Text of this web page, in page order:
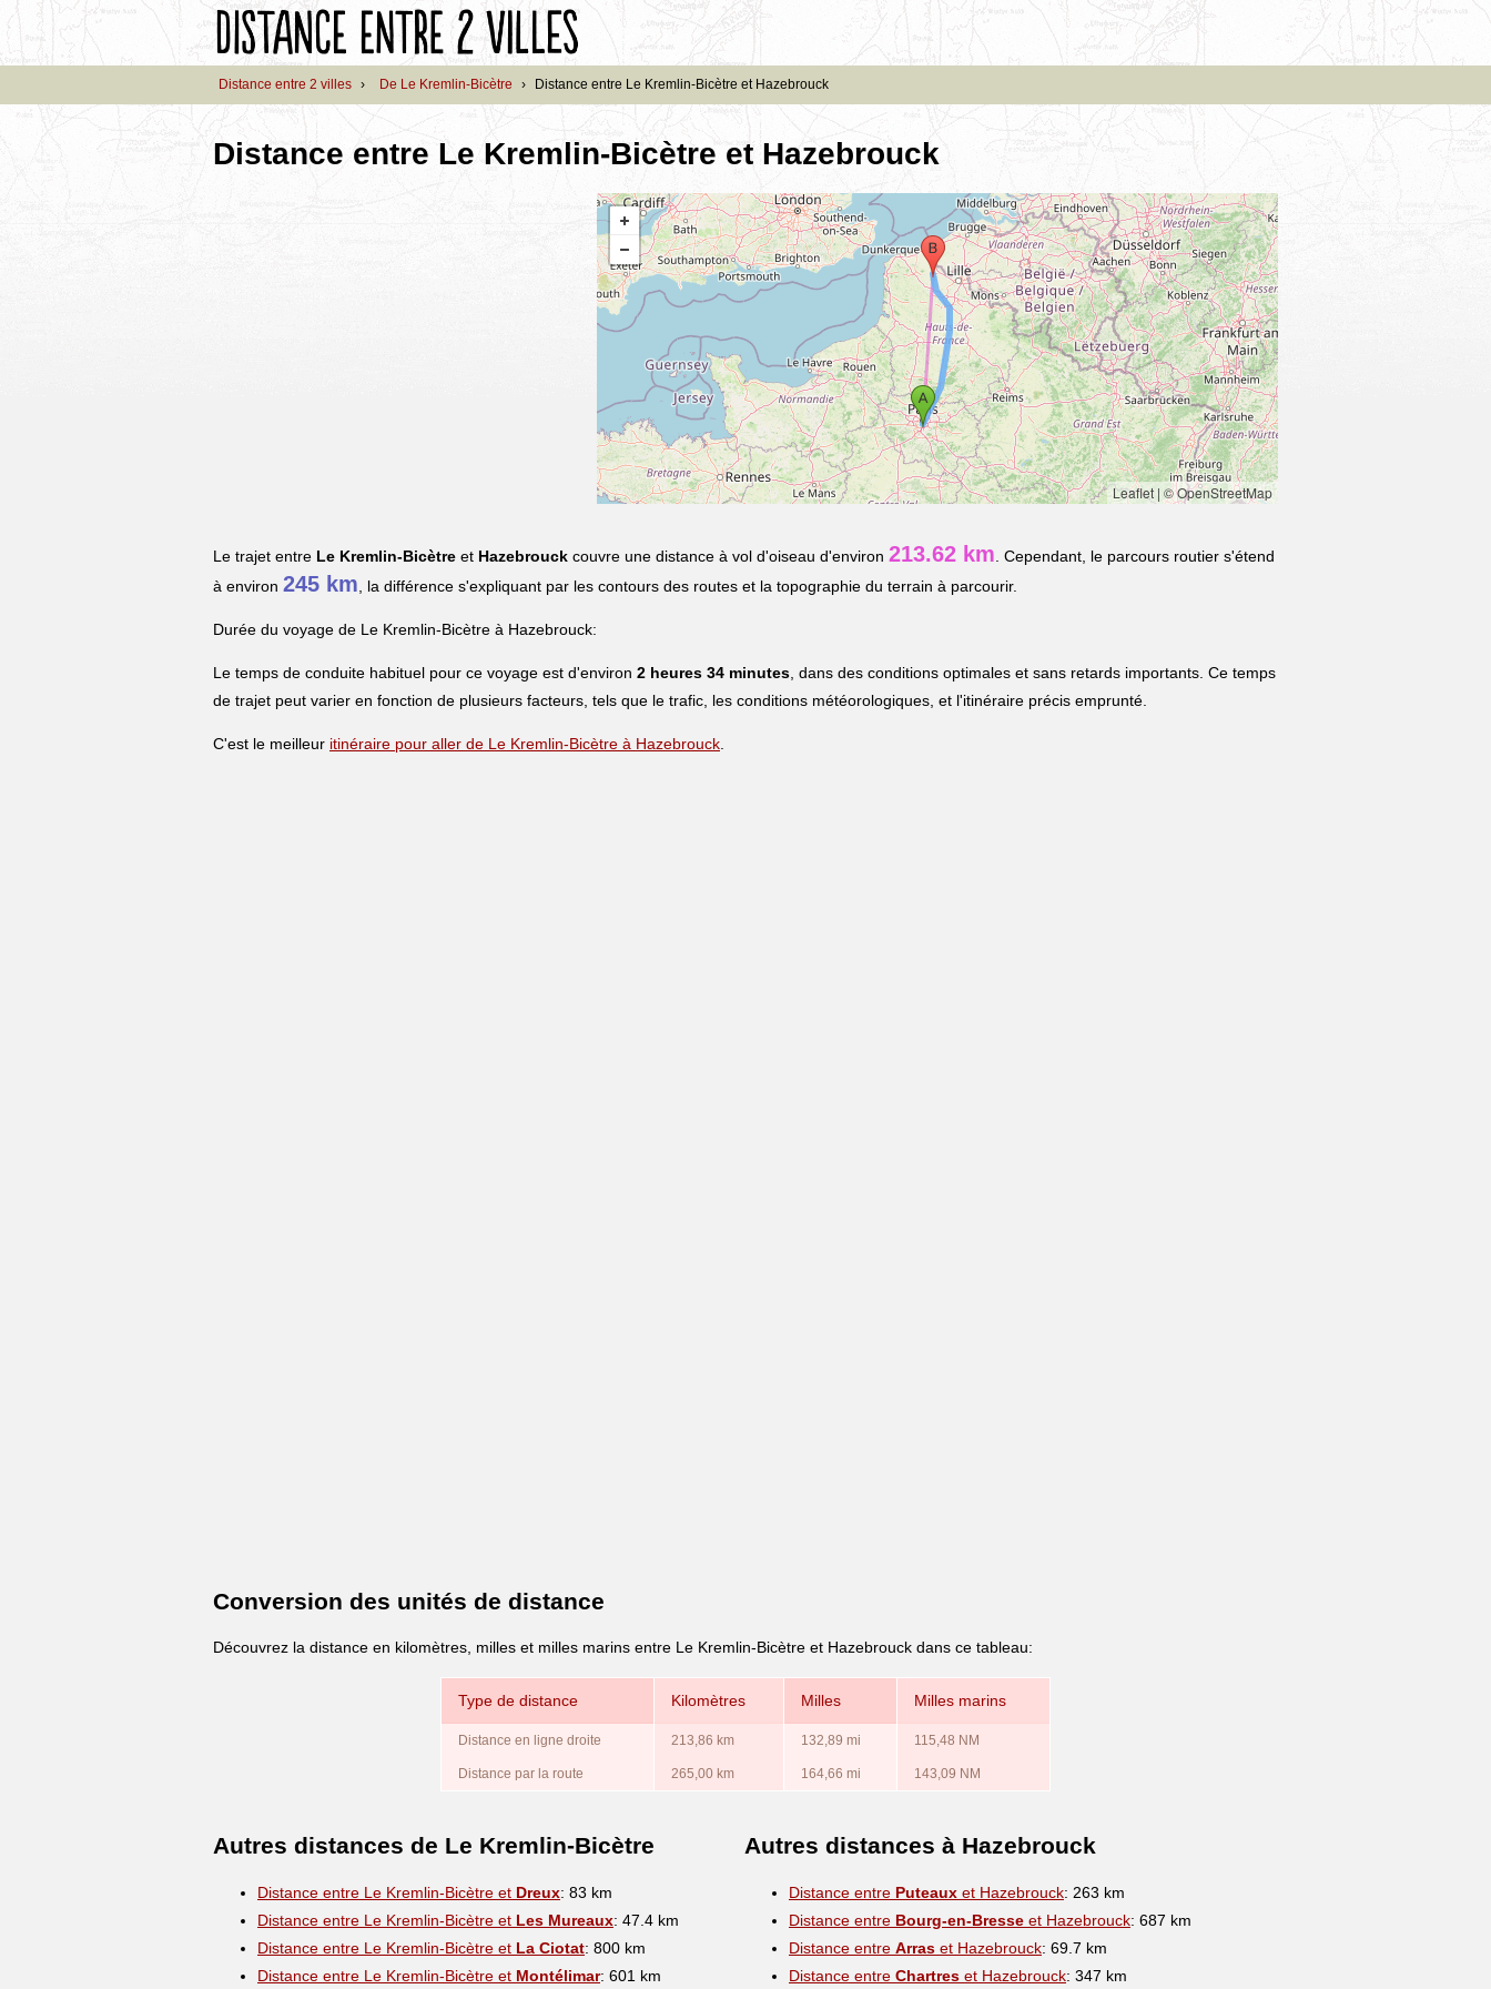
Distance entre 2 villes › De Le Kremlin-Bicètre › Distance entre Le Kremlin-Bicètre et Hazebrouck
Distance entre Le Kremlin-Bicètre et Hazebrouck
Leaflet | © OpenStreetMap
Le trajet entre Le Kremlin-Bicètre et Hazebrouck couvre une distance à vol d'oiseau d'environ 213.62 km . Cependant, le parcours routier s'étend
à environ 245 km , la différence s'expliquant par les contours des routes et la topographie du terrain à parcourir.
Durée du voyage de Le Kremlin-Bicètre à Hazebrouck:
Le temps de conduite habituel pour ce voyage est d'environ 2 heures 34 minutes , dans des conditions optimales et sans retards importants. Ce temps
de trajet peut varier en fonction de plusieurs facteurs, tels que le trafic, les conditions météorologiques, et l'itinéraire précis emprunté.
C'est le meilleur itinéraire pour aller de Le Kremlin-Bicètre à Hazebrouck
Conversion des unités de distance
Découvrez la distance en kilomètres, milles et milles marins entre Le Kremlin-Bicètre et Hazebrouck dans ce tableau:
Type de distance Kilomètres Milles Milles marins
Distance en ligne droite 213,86 km 132,89 mi 115,48 NM
Distance par la route 265,00 km 164,66 mi 143,09 NM
Autres distances de Le Kremlin-Bicètre
Distance entre Le Kremlin-Bicètre et Dreux: 83 km
Distance entre Le Kremlin-Bicètre et Les Mureaux: 47.4 km
Distance entre Le Kremlin-Bicètre et La Ciotat: 800 km
Distance entre Le Kremlin-Bicètre et Montélimar: 601 km
Autres distances à Hazebrouck
Distance entre Puteaux et Hazebrouck: 263 km
Distance entre Bourg-en-Bresse et Hazebrouck: 687 km
Distance entre Arras et Hazebrouck: 69.7 km
Distance entre Chartres et Hazebrouck: 347 km